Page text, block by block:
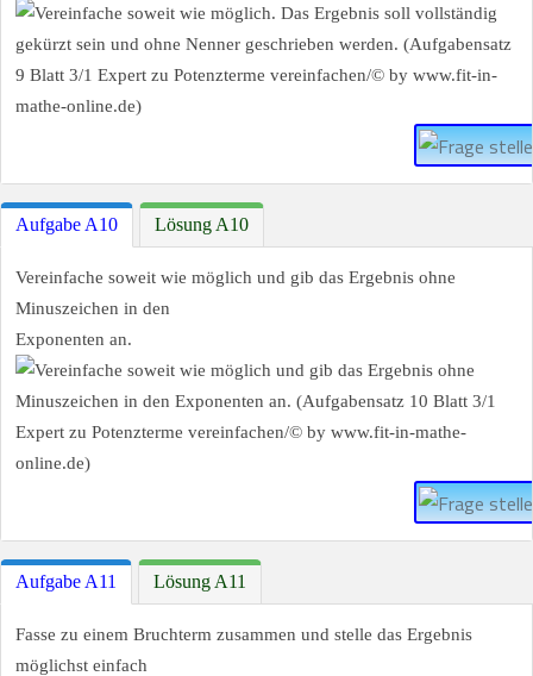
Aufgabe A10 Lösung A10
Vereinfache soweit wie möglich und gib das Ergebnis ohne
Minuszeichen in den
Exponenten an.
Aufgabe A11 Lösung A11
Fasse zu einem Bruchterm zusammen und stelle das Ergebnis
möglichst einfach